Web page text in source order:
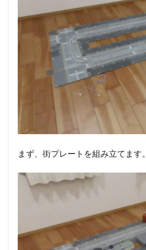
まず、街プレートを組み立てます。